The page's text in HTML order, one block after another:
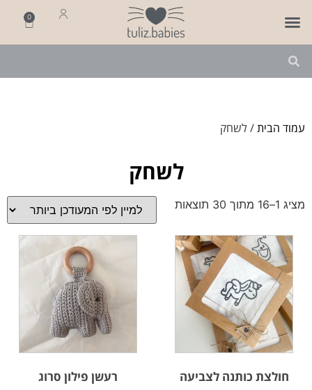
0
עמוד הבית/ לשחק
לשחק
מציג 1–16 מתוך 30 תוצאות
חולצת כותנה לצביעה רעשן פילון סרוג